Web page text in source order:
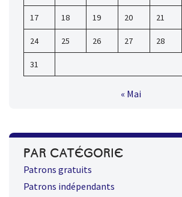
17 18 19 20 21
24 25 26 27 28
31
« Mai
PAR CATÉGORIE
Patrons gratuits
Patrons indépendants